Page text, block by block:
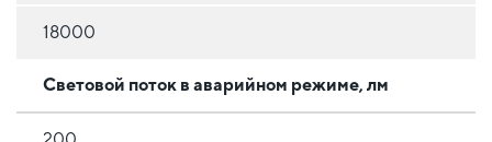
18000
Световой поток в аварийном режиме, лм